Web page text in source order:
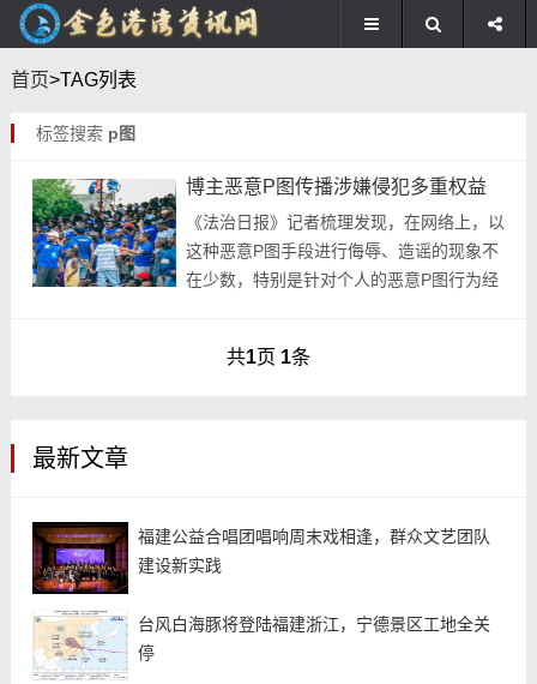
首页>TAG列表
标签搜索 p图
博主恶意P图传播涉嫌侵犯多重权益
《法治日报》记者梳理发现，在网络上，以
这种恶意P图手段进行侮辱、造谣的现象不
在少数，特别是针对个人的恶意P图行为经
播 涉嫌...
共1页 1条
最新文章
福建公益合唱团唱响周末戏相逢，群众文艺团队
建设新实践
台风白海豚将登陆福建浙江，宁德景区工地全关
停